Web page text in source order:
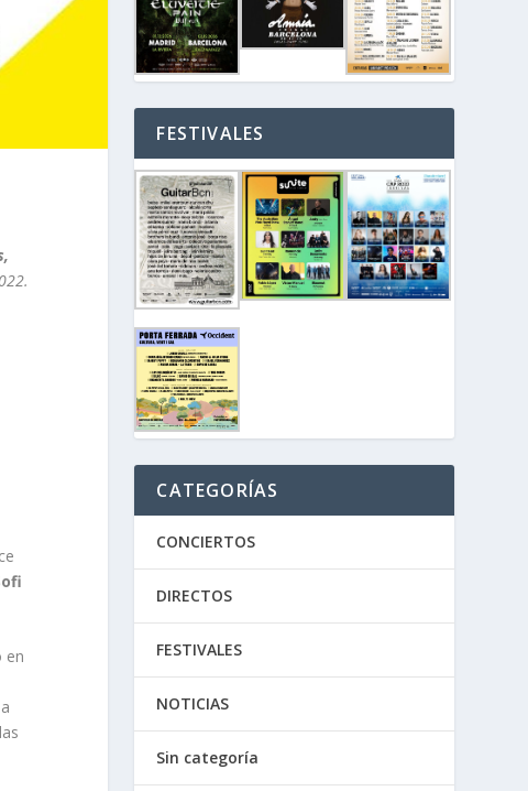
en
FESTIVALES
CATEGORÍAS
CONCIERTOS
DIRECTOS
FESTIVALES
NOTICIAS
Sin categoría